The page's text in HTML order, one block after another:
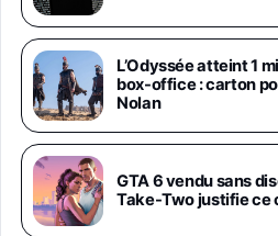
Galaxy S26 Ultra 256
892€1199€Fnac (Vendeur
Philips SHK2000BL -
Répartiteur Audio 5
24,94€ 29,96€Fnac
Asus RT-AC59U
L’Odyssée atteint 1
box-office : carton
Nolan
GTA 6 vendu sans
Take-Two justifie ce